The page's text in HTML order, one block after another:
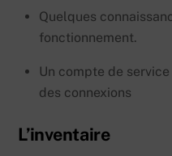
Quelques
fonctionnement.
Un compte de
des connexions
L’inventaire